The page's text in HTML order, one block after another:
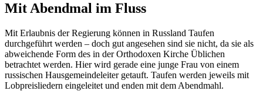
Mit Abendmal im Fluss
Mit Erlaubnis der Regierung können in Russland Taufen
durchgeführt werden – doch gut angesehen sind sie nicht, da sie als
abweichende Form des in der Orthodoxen Kirche Üblichen
betrachtet werden. Hier wird gerade eine junge Frau von einem
russischen Hausgemeindeleiter getauft. Taufen werden jeweils mit
Lobpreisliedern eingeleitet und enden mit dem Abendmahl.